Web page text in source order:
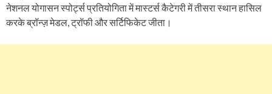
नेशनल योगासन स्पोर्ट्स प्रतियोगिता में मास्टर्स कैटेगरी में तीसरा स्थान हासिल
करके ब्रॉन्ज़ मेडल, ट्रॉफी और सर्टिफिकेट जीता।